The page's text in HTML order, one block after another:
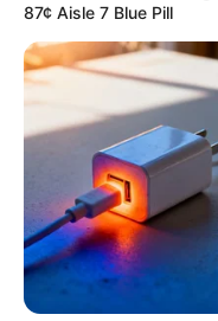
จีบ มาขอคบหา แต่จะ
ต้องค่อยๆ ศึกษากันไ
เรื่องไม่เข้าใจกัน มีอ
87¢ Aisle 7 Blue Pill